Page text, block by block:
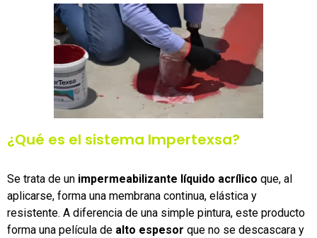
¿Qué es el sistema Impertexsa?
Se trata de un impermeabilizante líquido acrílico que, al
aplicarse, forma una membrana continua, elástica y
resistente. A diferencia de una simple pintura, este producto
forma una película de alto espesor que no se descascara y